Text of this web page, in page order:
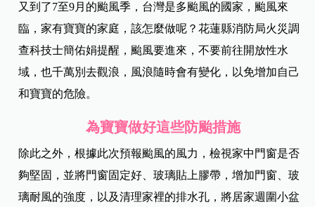
又到了7至9月的颱風季，台灣是多颱風的國家，颱風來
臨，家有寶寶的家庭，該怎麼做呢？花蓮縣消防局火災調
查科技士簡佑娟提醒，颱風要進來，不要前往開放性水
域，也千萬別去觀浪，風浪隨時會有變化，以免增加自己
和寶寶的危險。
為寶寶做好這些防颱措施
除此之外，根據此次預報颱風的風力，檢視家中門窗是否
夠堅固，並將門窗固定好、玻璃貼上膠帶，增加門窗、玻
璃耐風的強度，以及清理家裡的排水孔，將居家週圍小盆